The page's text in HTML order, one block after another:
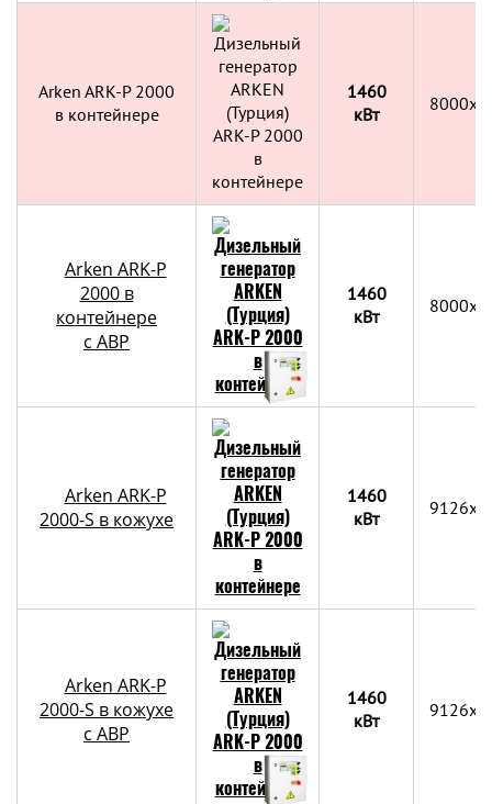
Arken ARK-P 2000
в контейнере
1460
кВт
Arken ARK-P
2000 в
контейнере
c АВР
1460
кВт
Arken ARK-P
2000-S в кожухе
1460
кВт
Arken ARK-P
2000-S в кожухе
с АВР
1460
кВт